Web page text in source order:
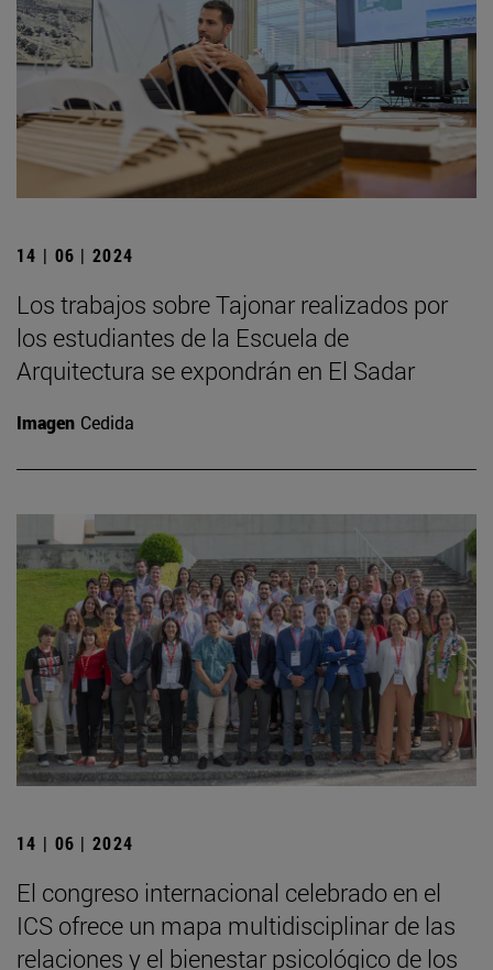
14 | 06 | 2024
Los trabajos sobre Tajonar realizados por
los estudiantes de la Escuela de
Arquitectura se expondrán en El Sadar
Imagen Cedida
14 | 06 | 2024
El congreso internacional celebrado en el
ICS ofrece un mapa multidisciplinar de las
relaciones y el bienestar psicológico de los